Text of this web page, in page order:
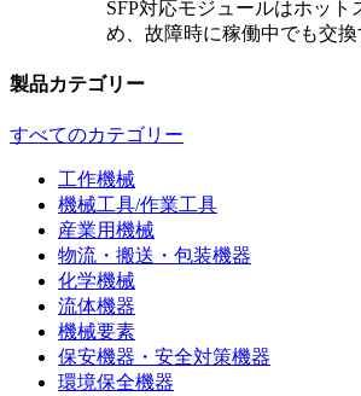
SFP対応モジュールはホット
め、故障時に稼働中でも交換
製品カテゴリー
すべてのカテゴリー
工作機械
機械工具/作業工具
産業用機械
物流・搬送・包装機器
化学機械
流体機器
機械要素
保安機器・安全対策機器
環境保全機器